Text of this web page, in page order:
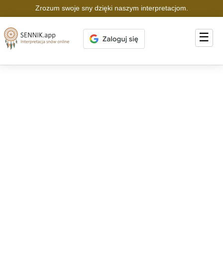
Zrozum swoje sny dzięki naszym interpretacjom.
☰